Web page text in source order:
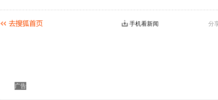
分
手机看新闻
广告